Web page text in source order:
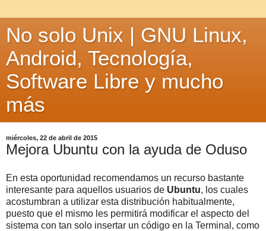
No solo Unix | GNU Linux,
Android, Tecnología,
Software Libre y mucho
más
miércoles, 22 de abril de 2015
Mejora Ubuntu con la ayuda de Oduso
En esta oportunidad recomendamos un recurso bastante
interesante para aquellos usuarios de Ubuntu, los cuales
acostumbran a utilizar esta distribución habitualmente,
puesto que el mismo les permitirá modificar el aspecto del
sistema con tan solo insertar un código en la Terminal, como